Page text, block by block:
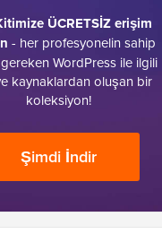
ÜCRETSİZ erişim
- her profesyonelin sahip
WordPress ile ilgili
kaynaklardan oluşan bir
koleksiyon!
Şimdi İndir